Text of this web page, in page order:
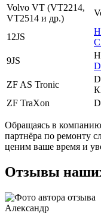
Volvo VT (VT2214,
VT2514 и др.)
12JS
9JS
ZF AS Tronic
ZF TraXon
Обращаясь в
партнёра по ремонту
ценим ваше время и
Отзывы
Александр